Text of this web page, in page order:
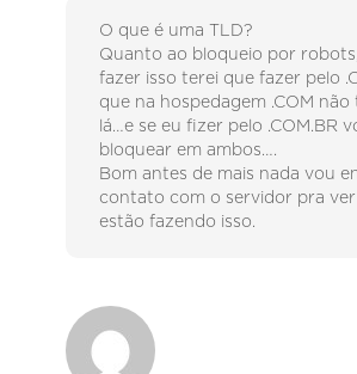
O que é uma TLD?
Quanto ao bloqueio por
fazer isso terei que fazer pelo
que na hospedagem .COM não
lá…e se eu fizer pelo .COM.BR
bloquear em ambos….
Bom antes de mais nada vou
contato com o servidor pra
estão fazendo isso.